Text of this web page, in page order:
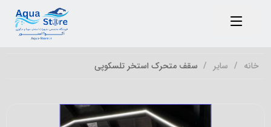
خانه سایر سقف متحرک استخر تلسکوپی